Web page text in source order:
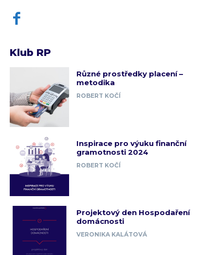
Klub RP
Různé prostředky placení –
metodika
ROBERT KOČÍ
Inspirace pro výuku finanční
gramotnosti 2024
ROBERT KOČÍ
Projektový den Hospodaření
domácnosti
VERONIKA KALÁTOVÁ